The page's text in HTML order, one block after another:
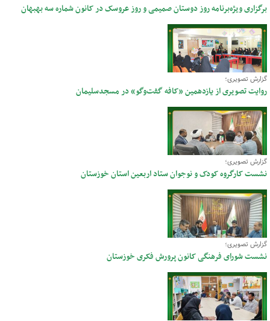
برگزاری ویژه‌برنامه روز دوستان صمیمی و روز عروسک در کانون شماره سه بهبهان
گزارش تصویری؛
روایت تصویری از یازدهمین «کافه گفت‌وگو» در مسجدسلیمان
گزارش تصویری؛
نشست کارگروه کودک و نوجوان ستاد اربعین استان خوزستان
گزارش تصویری؛
نشست شورای فرهنگی کانون پرورش فکری خوزستان